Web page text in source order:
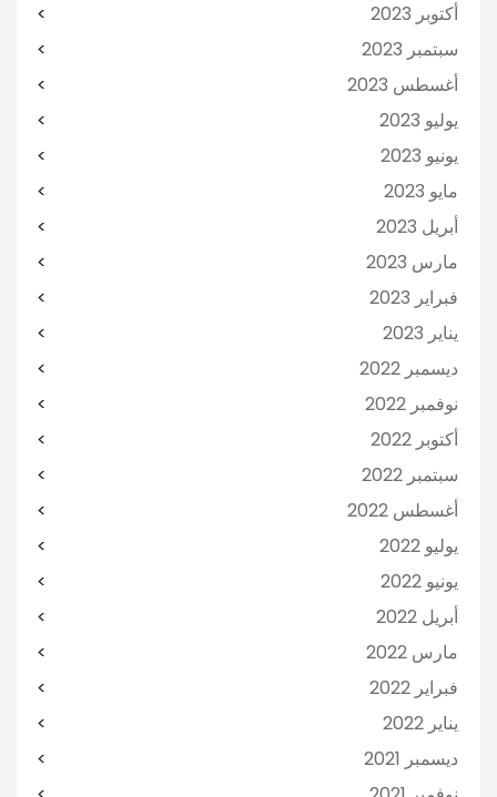
أكتوبر 2023
سبتمبر 2023
أغسطس 2023
يوليو 2023
يونيو 2023
مايو 2023
أبريل 2023
مارس 2023
فبراير 2023
يناير 2023
ديسمبر 2022
نوفمبر 2022
أكتوبر 2022
سبتمبر 2022
أغسطس 2022
يوليو 2022
يونيو 2022
أبريل 2022
مارس 2022
فبراير 2022
يناير 2022
ديسمبر 2021